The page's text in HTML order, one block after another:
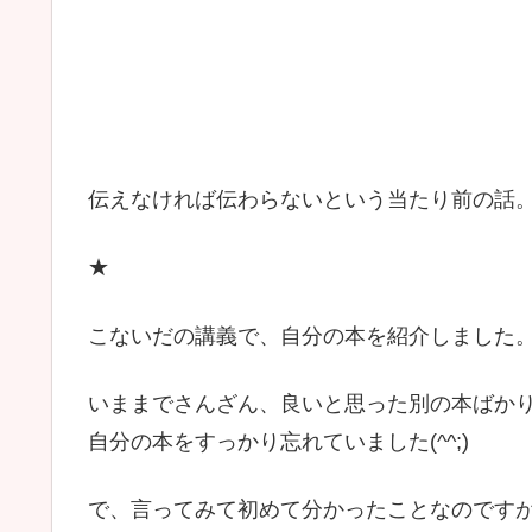
伝えなければ伝わらないという当たり前の話。
★
こないだの講義で、自分の本を紹介しました。
いままでさんざん、良いと思った別の本ばか
自分の本をすっかり忘れていました(^^;)
で、言ってみて初めて分かったことなのですが